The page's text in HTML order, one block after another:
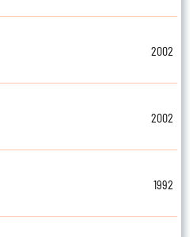
2002
2002
1992